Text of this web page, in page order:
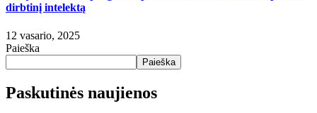
dirbtinį intelektą
12 vasario, 2025
Paieška
Paieška
Paskutinės naujienos